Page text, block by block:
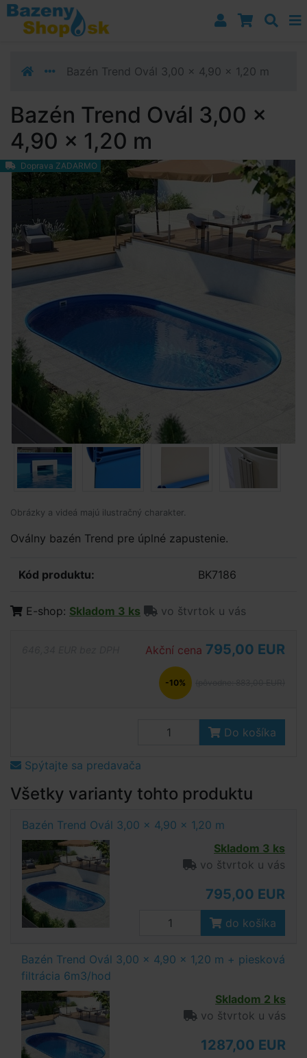
Prejsť k navigácii
Prejsť na obsah
Prejsť k bočnému stĺpci
Bazén Trend Ovál 3,00 x 4,90 x 1,20 m
Bazén Trend Ovál 3,00 x
4,90 x 1,20 m
Doprava ZADARMO
Obrázky a videá majú ilustračný charakter.
Oválny bazén Trend pre úplné zapustenie.
Kód produktu: BK7186
E-shop: Skladom 3 ks vo štvrtok u vás
Akční cena 795,00 EUR
-10%
Do košíka
Spýtajte sa predavača
Všetky varianty tohto produktu
Bazén Trend Ovál 3,00 x 4,90 x 1,20 m
Skladom 3 ks
vo štvrtok u vás
795,00 EUR
do košíka
Bazén Trend Ovál 3,00 x 4,90 x 1,20 m + piesková
filtrácia 6m3/hod
Skladom 2 ks
vo štvrtok u vás
1287,00 EUR